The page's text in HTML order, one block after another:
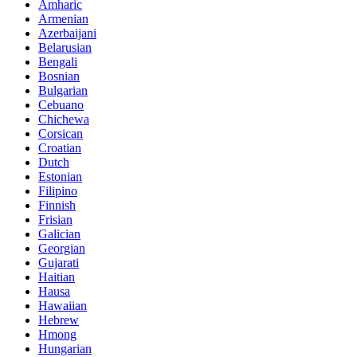
Amharic
Armenian
Azerbaijani
Belarusian
Bengali
Bosnian
Bulgarian
Cebuano
Chichewa
Corsican
Croatian
Dutch
Estonian
Filipino
Finnish
Frisian
Galician
Georgian
Gujarati
Haitian
Hausa
Hawaiian
Hebrew
Hmong
Hungarian